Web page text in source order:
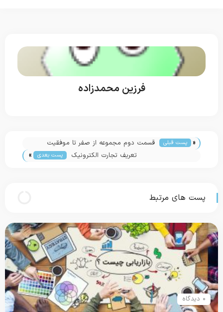
فرزین محمدزاده
« پست قبلی
قسمت دوم مجموعه از صفر تا موفقیت
تعریف تجارت الکترونیک
پست بعدی »
پست های مرتبط
۰ دیدگاه